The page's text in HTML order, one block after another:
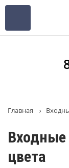
Перейти
основному
Строка
Главная
Входные
цвета